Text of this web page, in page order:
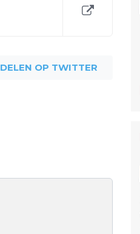
DELEN OP TWITTER